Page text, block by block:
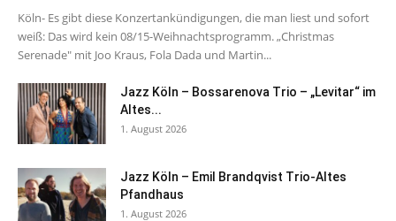
Köln- Es gibt diese Konzertankündigungen, die man liest und sofort
weiß: Das wird kein 08/15-Weihnachtsprogramm. „Christmas
Serenade" mit Joo Kraus, Fola Dada und Martin...
Jazz Köln – Bossarenova Trio – „Levitar“ im
Altes...
1. August 2026
Jazz Köln – Emil Brandqvist Trio-Altes
Pfandhaus
1. August 2026